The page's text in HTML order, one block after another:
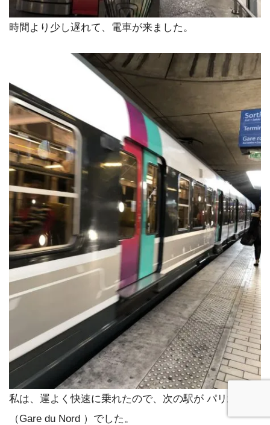
時間より少し遅れて、電車が来ました。
私は、運よく快速に乗れたので、次の駅が パリ北駅
（Gare du Nord ）でした。